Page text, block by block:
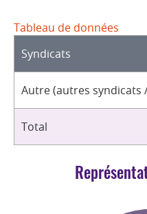
Tableau de données
Syndicats
Autre (autres syndicats
Total